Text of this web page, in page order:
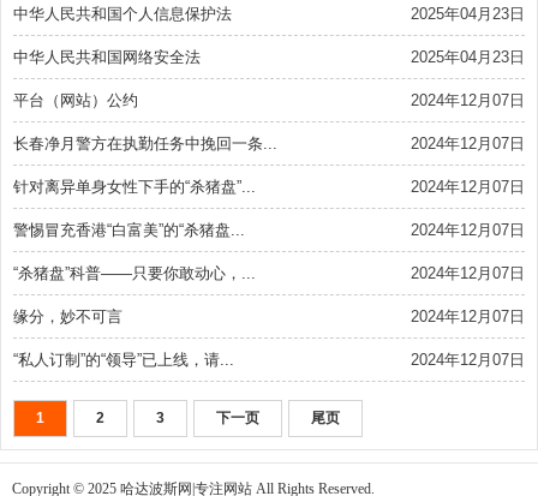
2025年04月23日
中华人民共和国个人信息保护法
2025年04月23日
中华人民共和国网络安全法
2024年12月07日
平台（网站）公约
2024年12月07日
长春净月警方在执勤任务中挽回一条...
2024年12月07日
针对离异单身女性下手的“杀猪盘”...
2024年12月07日
警惕冒充香港“白富美”的“杀猪盘...
2024年12月07日
“杀猪盘”科普——只要你敢动心，...
2024年12月07日
缘分，妙不可言
2024年12月07日
“私人订制”的“领导”已上线，请...
1 2 3 下一页 尾页
Copyright © 2025 哈达波斯网|专注网站 All Rights Reserved.